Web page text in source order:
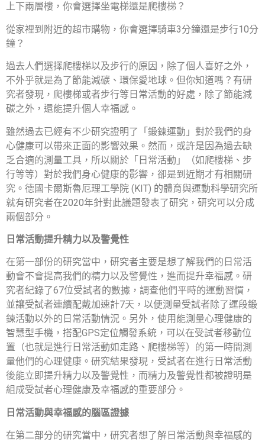
上下兩層樓，你會選擇坐電梯還是爬樓梯？
從家裡到附近的超市購物，你會選擇騎車3分鐘還是步行10分
鐘？
過去人們選擇爬樓梯以及步行的原因，除了個人喜好之外，
不外乎就是為了節能減碳、環保愛地球。但你知道嗎？有研
究者發現，爬樓梯或者步行等日常活動的好處，除了節能減
碳之外，還能提升個人幸福感。
雖然過去已經有不少研究證明了「鍛鍊運動」對於我們的身
心健康可以帶來正面的影響效果。然而，或許是因為過去缺
乏合適的測量工具，所以關於「日常活動」（如爬樓梯、步
行等等）對於我們身心健康的影響，卻是到近期才有相關研
究。德國卡爾斯魯厄理工學院 (KIT) 的體育與運動科學研究所
就有研究者在2020年針對此議題發表了研究，研究可以分成
兩個部分。
日常活動提升精力以及警覺性
在第一部份的研究當中，研究者主要是想了解我們的日常活
動會不會提高我們的精力以及警覺性，進而提升幸福感。研
究者紀錄了67位受試者的數據，調查他們平時的運動習慣，
並讓受試者連續配戴加速計7天，以便測量受試者除了運段鍛
鍊活動以外的日常活動情況。另外，使用能測量心理健康的
智慧型手機，搭配GPS定位觸發系統，可以在受試者移動位
置（也就是進行日常活動如走路、爬樓梯等）的第一時間測
量他們的心理健康。研究結果發現，受試者在進行日常活動
後能立即提升精力以及警覺性，而精力及警覺性都被證明是
組成受試者心理健康及幸福感的重要部分。
日常活動與幸福感的腦區證據
在第二部分的研究當中，研究者想了解日常活動與幸福感的